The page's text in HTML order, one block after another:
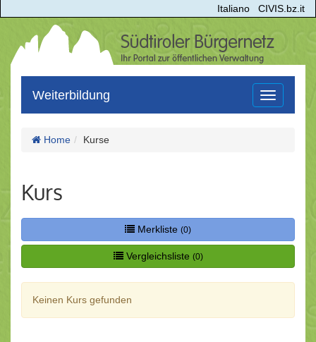
Italiano CIVIS.bz.it
Toggle
navigation
Weiterbildung
Home Kurse
Kurs
Merkliste (0)
Vergleichsliste (0)
Keinen Kurs gefunden